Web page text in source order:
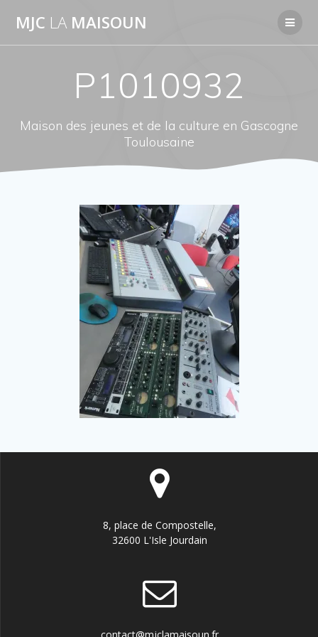
MJC LA MAISOUN
P1010932
Maison des jeunes et de la culture en Gascogne
Toulousaine
8, place de Compostelle,
32600 L'Isle Jourdain